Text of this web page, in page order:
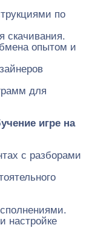
по
скачивания.
опытом и
для
игре на
с разборами
настройке